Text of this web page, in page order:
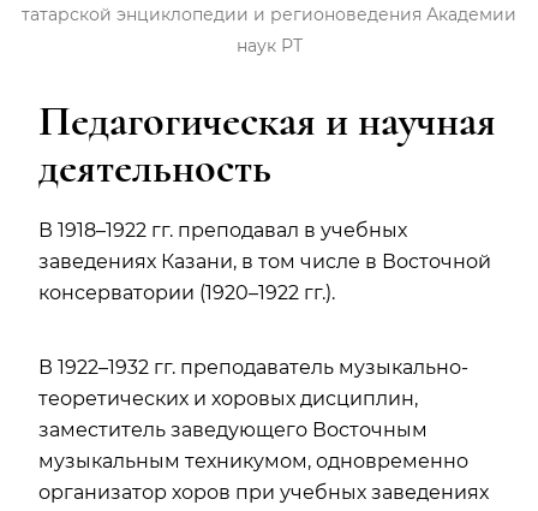
татарской энциклопедии и регионоведения Академии
наук РТ
Педагогическая и научная
деятельность
В 1918–1922 гг. преподавал в учебных
заведениях Казани, в том числе в Восточной
консерватории (1920–1922 гг.).
В 1922–1932 гг. преподаватель музыкально-
теоретических и хоровых дисциплин,
заместитель заведующего Восточным
музыкальным техникумом, одновременно
организатор хоров при учебных заведениях